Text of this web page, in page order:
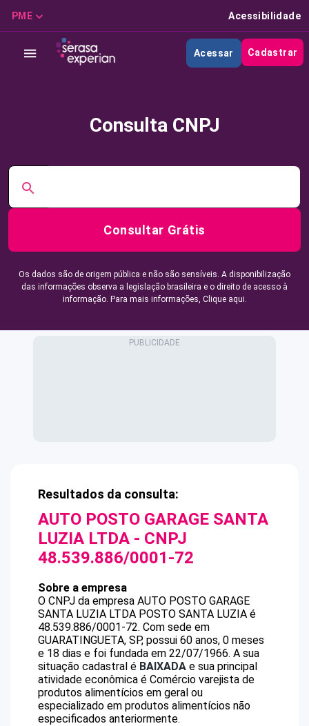
PME Acessibilidade
Acessar Cadastrar
Consulta CNPJ
Consultar Grátis
Os dados são de origem pública e não são sensíveis. A disponibilização
das informações observa a legislação brasileira e o direito de acesso à
informação. Para mais informações, Clique aqui.
Resultados da consulta:
AUTO POSTO GARAGE SANTA
LUZIA LTDA - CNPJ
48.539.886/0001-72
Sobre a empresa
O CNPJ da empresa AUTO POSTO GARAGE
SANTA LUZIA LTDA POSTO SANTA LUZIA é
48.539.886/0001-72. Com sede em
GUARATINGUETA, SP, possui 60 anos, 0 meses
e 18 dias e foi fundada em 22/07/1966. A sua
situação cadastral é BAIXADA e sua principal
atividade econômica é Comércio varejista de
produtos alimentícios em geral ou
especializado em produtos alimentícios não
especificados anteriormente.